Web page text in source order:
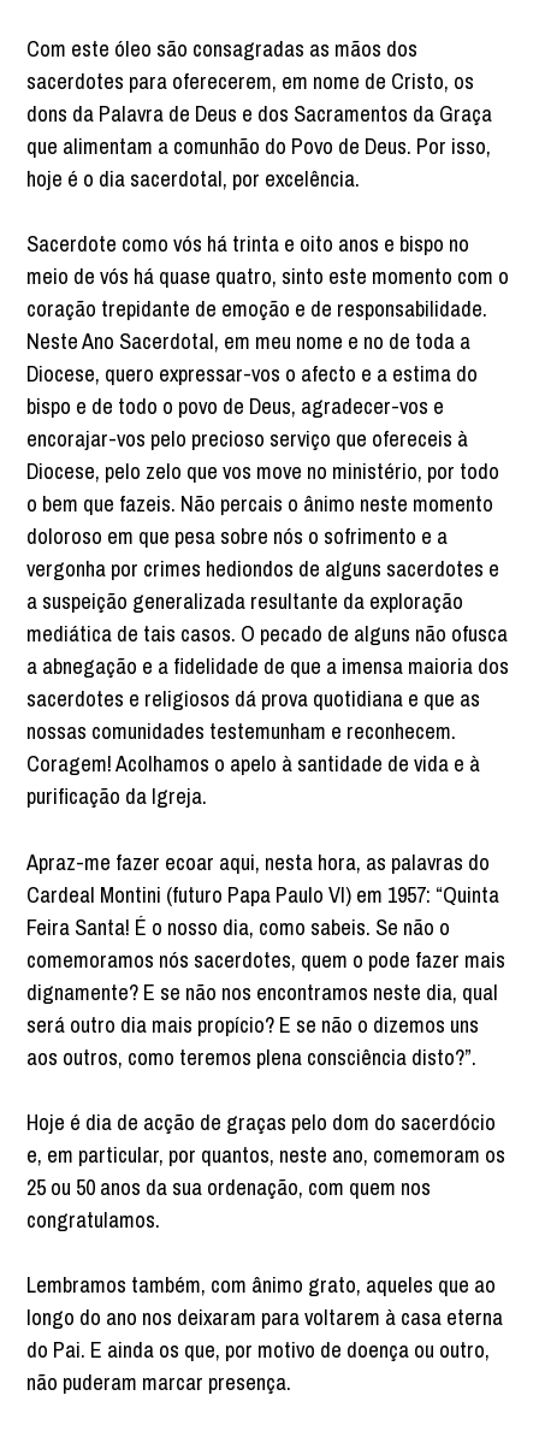
Com este óleo são consagradas as mãos dos
sacerdotes para oferecerem, em nome de Cristo, os
dons da Palavra de Deus e dos Sacramentos da Graça
que alimentam a comunhão do Povo de Deus. Por isso,
hoje é o dia sacerdotal, por excelência.
Sacerdote como vós há trinta e oito anos e bispo no
meio de vós há quase quatro, sinto este momento com o
coração trepidante de emoção e de responsabilidade.
Neste Ano Sacerdotal, em meu nome e no de toda a
Diocese, quero expressar-vos o afecto e a estima do
bispo e de todo o povo de Deus, agradecer-vos e
encorajar-vos pelo precioso serviço que ofereceis à
Diocese, pelo zelo que vos move no ministério, por todo
o bem que fazeis. Não percais o ânimo neste momento
doloroso em que pesa sobre nós o sofrimento e a
vergonha por crimes hediondos de alguns sacerdotes e
a suspeição generalizada resultante da exploração
mediática de tais casos. O pecado de alguns não ofusca
a abnegação e a fidelidade de que a imensa maioria dos
sacerdotes e religiosos dá prova quotidiana e que as
nossas comunidades testemunham e reconhecem.
Coragem! Acolhamos o apelo à santidade de vida e à
purificação da Igreja.
Apraz-me fazer ecoar aqui, nesta hora, as palavras do
Cardeal Montini (futuro Papa Paulo VI) em 1957: “Quinta
Feira Santa! É o nosso dia, como sabeis. Se não o
comemoramos nós sacerdotes, quem o pode fazer mais
dignamente? E se não nos encontramos neste dia, qual
será outro dia mais propício? E se não o dizemos uns
aos outros, como teremos plena consciência disto?”.
Hoje é dia de acção de graças pelo dom do sacerdócio
e, em particular, por quantos, neste ano, comemoram os
25 ou 50 anos da sua ordenação, com quem nos
congratulamos.
Lembramos também, com ânimo grato, aqueles que ao
longo do ano nos deixaram para voltarem à casa eterna
do Pai. E ainda os que, por motivo de doença ou outro,
não puderam marcar presença.